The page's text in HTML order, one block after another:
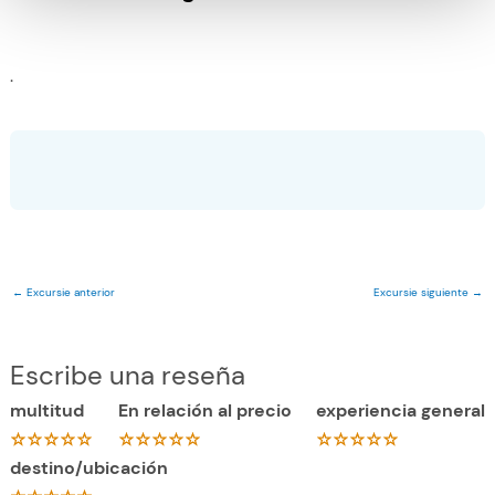
.
← Excursie anterior Excursie siguiente →
Escribe una reseña
multitud En relación al precio experiencia general
destino/ubicación